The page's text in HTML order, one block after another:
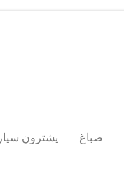
يشترون صباغ